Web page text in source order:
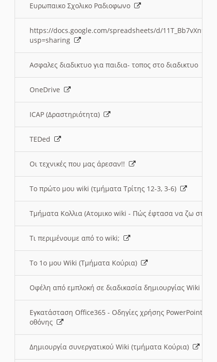
Ευρωπαικο Σχολικο Ραδιοφωνο
https://docs.google.com/spreadsheets/d/
usp=sharing
Ασφαλες διαδικτυο για παιδια- τοπος στο διαδικτυο
OneDrive
ICAP (Δραστηριότητα)
TEDed
Οι τεχνικές που μας άρεσαν!!
Το πρώτο μου wiki (τμήματα Τρίτης 12-3, 3-6)
Τμήματα Κολλια (Ατομικο wiki - Πώς έφτασα να ζω στην
Τι περιμένουμε από το wiki;
Το 1ο μου Wiki (Τμήματα Κούρια)
Οφέλη από εμπλοκή σε διαδικασία δημιουργίας Wiki
Εγκατάσταση Office365 - Οδηγίες χρήσης PowerPoint
οθόνης
Δημιουργία συνεργατικού Wiki (τμήματα Κούρια)